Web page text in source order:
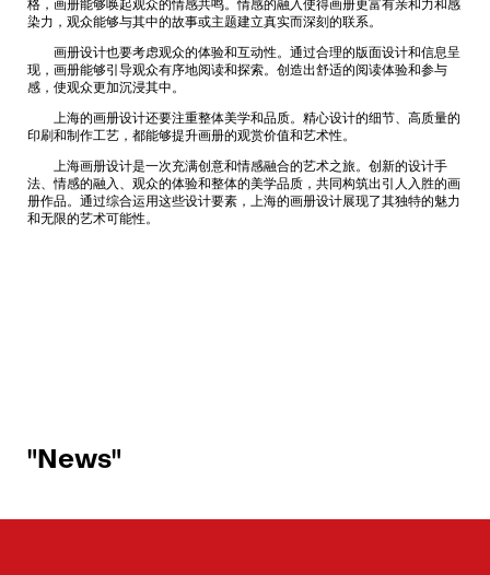
格，画册能够唤起观众的情感共鸣。情感的融入使得画册更富有亲和力和感
染力，观众能够与其中的故事或主题建立真实而深刻的联系。
画册设计也要考虑观众的体验和互动性。通过合理的版面设计和信息呈
现，画册能够引导观众有序地阅读和探索。创造出舒适的阅读体验和参与
感，使观众更加沉浸其中。
上海的画册设计还要注重整体美学和品质。精心设计的细节、高质量的
印刷和制作工艺，都能够提升画册的观赏价值和艺术性。
上海画册设计是一次充满创意和情感融合的艺术之旅。创新的设计手
法、情感的融入、观众的体验和整体的美学品质，共同构筑出引人入胜的画
册作品。通过综合运用这些设计要素，上海的画册设计展现了其独特的魅力
和无限的艺术可能性。
"News"